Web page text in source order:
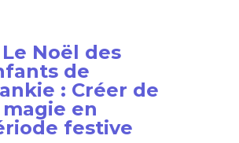
Noël des
de
: Créer de
magie en
festive